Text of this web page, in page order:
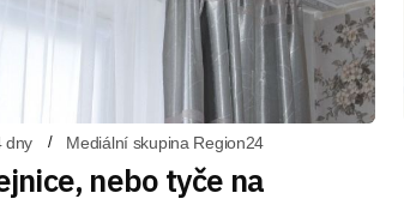
dny Mediální skupina Region24
nebo tyče na